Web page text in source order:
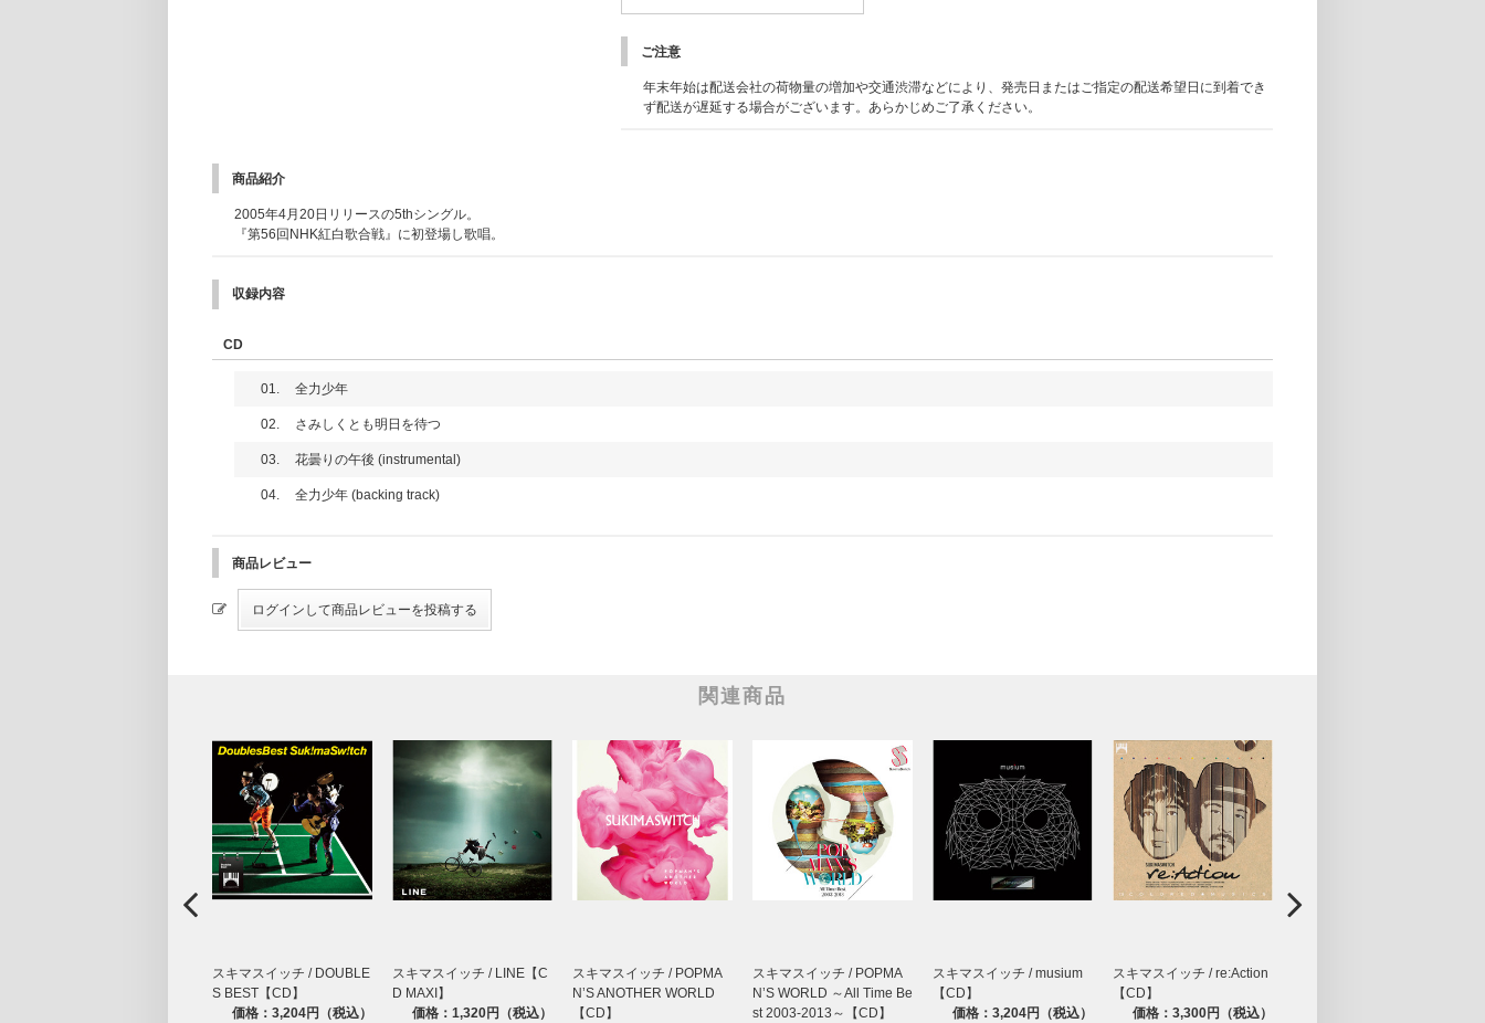
ご注意
年末年始は配送会社の荷物量の増加や交通渋滞などにより、発売日またはご指定の配送希望日に到着でき
ず配送が遅延する場合がございます。あらかじめご了承ください。
商品紹介
2005年4月20日リリースの5thシングル。
『第56回NHK紅白歌合戦』に初登場し歌唱。
収録内容
CD
01. 全力少年
02. さみしくとも明日を待つ
03. 花曇りの午後 (instrumental)
04. 全力少年 (backing track)
商品レビュー
関連商品
スキマスイッチ / DOUBLE
S BEST【CD】
価格：3,204円（税込）
スキマスイッチ / LINE【C
D MAXI】
価格：1,320円（税込）
スキマスイッチ / POPMA
N’S ANOTHER WORLD
【CD】
スキマスイッチ / POPMA
N’S WORLD ～All Time Be
st 2003-2013～【CD】
スキマスイッチ / musium
【CD】
価格：3,204円（税込）
スキマスイッチ / re:Action
【CD】
価格：3,300円（税込）